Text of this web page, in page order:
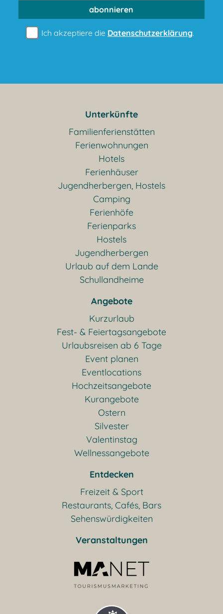
abonnieren
Ich akzeptiere die Datenschutzerklärung.
Unterkünfte
Familienferienstätten
Ferienwohnungen
Hotels
Ferienhäuser
Jugendherbergen, Hostels
Camping
Ferienhöfe
Ferienparks
Hostels
Jugendherbergen
Urlaub auf dem Lande
Schullandheime
Angebote
Kurzurlaub
Fest- & Feiertagsangebote
Urlaubsreisen ab 6 Tage
Event planen
Eventlocations
Hochzeitsangebote
Kurangebote
Ostern
Silvester
Valentinstag
Wellnessangebote
Entdecken
Freizeit & Sport
Restaurants, Cafés, Bars
Sehenswürdigkeiten
Veranstaltungen